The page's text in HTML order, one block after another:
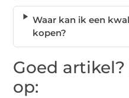
Waar kan ik een
kopen?
Goed
op: